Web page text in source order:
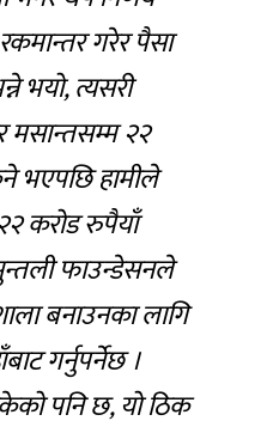
गरेर पैसा
भयो, त्यसरी
मसान्तसम्म २२
भएपछि हामीले
करोड रुपैयाँ
फाउन्डेसनले
बनाउनका लागि
गर्नुपर्नेछ ।
पनि छ, यो ठिक